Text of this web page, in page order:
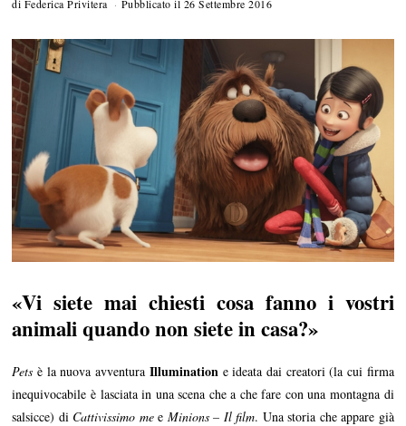
di Federica Privitera Pubblicato il 26 Settembre 2016
«Vi siete mai chiesti cosa fanno i vostri
animali quando non siete in casa?»
Pets è la nuova avventura Illuminatione ideata dai creatori (la cui firma
inequivocabile è lasciata in una scena che a che fare con una montagna di
salsicce) di Cattivissimo mee Minions – Il film. Una storia che appare già